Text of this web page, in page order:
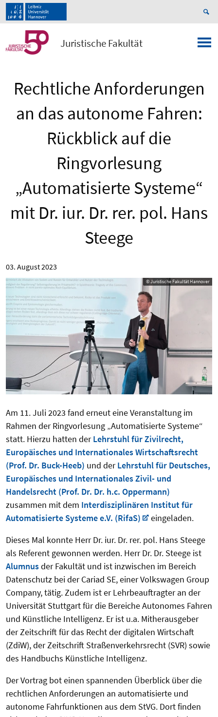
Juristische Fakultät
Rechtliche Anforderungen
an das autonome Fahren:
Rückblick auf die
Ringvorlesung
„Automatisierte Systeme“
mit Dr. iur. Dr. rer. pol. Hans
Steege
03. August 2023
© Juristische Fakultät Hannover
Am 11. Juli 2023 fand erneut eine Veranstaltung im
Rahmen der Ringvorlesung „Automatisierte Systeme“
statt. Hierzu hatten derLehrstuhl für Zivilrecht,
Europäisches und Internationales Wirtschaftsrecht
(Prof. Dr. Buck-Heeb) und derLehrstuhl für Deutsches,
Europäisches und Internationales Zivil- und
Handelsrecht (Prof. Dr. Dr. h.c. Oppermann)
zusammen mit dem Interdisziplinären Institut für
Automatisierte Systeme e.V. (RifaS)
eingeladen.
Dieses Mal konnte Herr Dr. iur. Dr. rer. pol. Hans Steege
als Referent gewonnen werden. Herr Dr. Dr. Steege ist
Alumnusder Fakultät und ist inzwischen im Bereich
Datenschutz bei der Cariad SE, einer Volkswagen Group
Company, tätig. Zudem ist er Lehrbeauftragter an der
Universität Stuttgart für die Bereiche Autonomes Fahren
und Künstliche Intelligenz. Er ist u.a. Mitherausgeber
der Zeitschrift für das Recht der digitalen Wirtschaft
(ZdiW), der Zeitschrift Straßenverkehrsrecht (SVR) sowie
des Handbuchs Künstliche Intelligenz.
Der Vortrag bot einen spannenden Überblick über die
rechtlichen Anforderungen an automatisierte und
autonome Fahrfunktionen aus dem StVG. Dort finden